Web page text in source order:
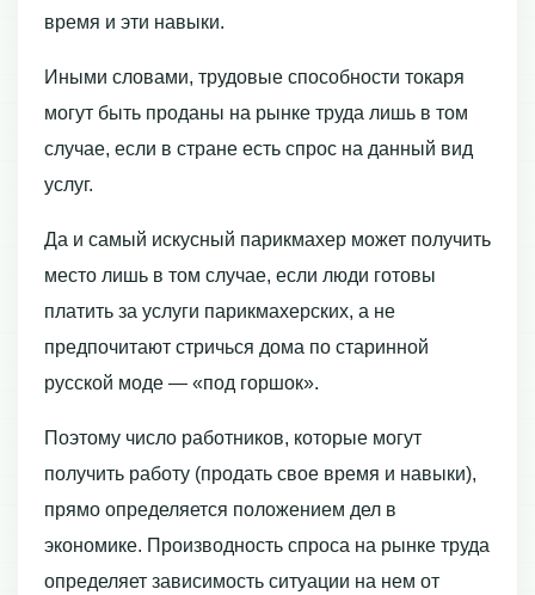
время и эти навыки.
Иными слова­ми, трудовые способности токаря
могут быть проданы на рынке труда лишь в том
случае, если в стране есть спрос на данный вид
услуг.
Да и самый искусный парик­махер может получить
место лишь в том случае, если люди готовы
платить за услуги парикмахерских, а не
предпочитают стричься дома по старинной
русской моде — «под горшок».
Поэтому число работников, которые могут
получить работу (продать свое время и навыки),
прямо определяется положением дел в
экономике. Производность спроса на рынке труда
определяет зависимость ситуации на нем от